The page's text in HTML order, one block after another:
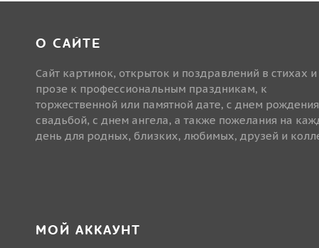
О САЙТЕ
Сайт картинок, открыток и поздравлений в стихах и
прозе к профессиональным праздникам, к
торжественной или памятной дате, с днем
свадьбой, с днем ангела, а также пожелания на
день для родных, близких, любимых, друзей и
МОЙ АККАУНТ